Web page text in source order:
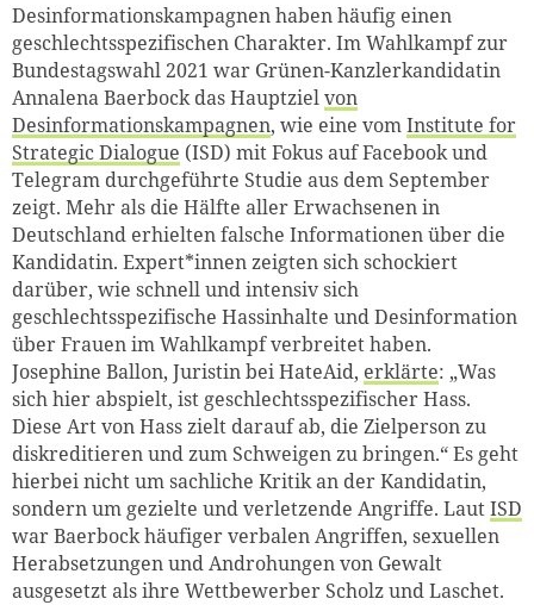
Desinformationskampagnen haben häufig einen
geschlechtsspezifischen Charakter. Im Wahlkampf zur
Bundestagswahl 2021 war Grünen-Kanzlerkandidatin
Annalena Baerbock das Hauptzielvon
Desinformationskampagnen, wie eine vomInstitute for
Strategic Dialogue (ISD) mit Fokus auf Facebook und
Telegram durchgeführte Studie aus dem September
zeigt. Mehr als die Hälfte aller Erwachsenen in
Deutschland erhielten falsche Informationen über die
Kandidatin. Expert*innen zeigten sich schockiert
darüber, wie schnell und intensiv sich
geschlechtsspezifische Hassinhalte und Desinformation
über Frauen im Wahlkampf verbreitet haben.
Josephine Ballon, Juristin bei HateAid, erklärte: „Was
sich hier abspielt, ist geschlechtsspezifischer Hass.
Diese Art von Hass zielt darauf ab, die Zielperson zu
diskreditieren und zum Schweigen zu bringen.“ Es geht
hierbei nicht um sachliche Kritik an der Kandidatin,
sondern um gezielte und verletzende Angriffe. LautISD
war Baerbock häufiger verbalen Angriffen, sexuellen
Herabsetzungen und Androhungen von Gewalt
ausgesetzt als ihre Wettbewerber Scholz und Laschet.